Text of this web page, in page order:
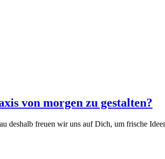
von morgen zu gestalten?
deshalb freuen wir uns auf Dich, um frische